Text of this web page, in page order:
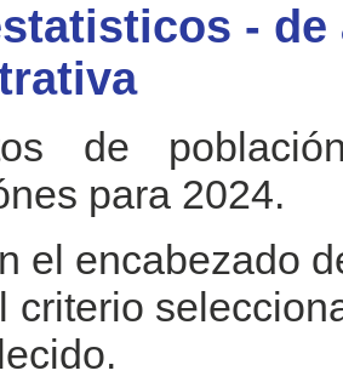
-
de
para 2024.
el encabezado
criterio